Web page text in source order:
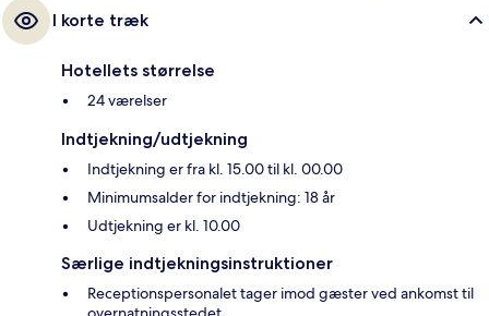
I korte træk
Hotellets størrelse
24 værelser
Indtjekning/udtjekning
Indtjekning er fra kl. 15.00 til kl. 00.00
Minimumsalder for indtjekning: 18 år
Udtjekning er kl. 10.00
Særlige indtjekningsinstruktioner
Receptionspersonalet tager imod gæster ved ankomst til